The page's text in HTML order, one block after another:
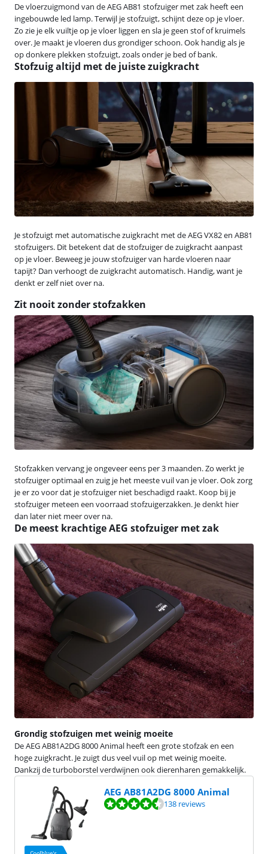
De vloerzuigmond van de AEG AB81 stofzuiger met zak heeft een
ingebouwde led lamp. Terwijl je stofzuigt, schijnt deze op je vloer.
Zo zie je elk vuiltje op je vloer liggen en sla je geen stof of kruimels
over. Je maakt je vloeren dus grondiger schoon. Ook handig als je
op donkere plekken stofzuigt, zoals onder je bed of bank.
Stofzuig altijd met de juiste zuigkracht
Je stofzuigt met automatische zuigkracht met de AEG VX82 en AB81
stofzuigers. Dit betekent dat de stofzuiger de zuigkracht aanpast
op je vloer. Beweeg je jouw stofzuiger van harde vloeren naar
tapijt? Dan verhoogt de zuigkracht automatisch. Handig, want je
denkt er zelf niet over na.
Zit nooit zonder stofzakken
Stofzakken vervang je ongeveer eens per 3 maanden. Zo werkt je
stofzuiger optimaal en zuig je het meeste vuil van je vloer. Ook zorg
je er zo voor dat je stofzuiger niet beschadigd raakt. Koop bij je
stofzuiger meteen een voorraad stofzuigerzakken. Je denkt hier
dan later niet meer over na.
De meest krachtige AEG stofzuiger met zak
Grondig stofzuigen met weinig moeite
De AEG AB81A2DG 8000 Animal heeft een grote stofzak en een
hoge zuigkracht. Je zuigt dus veel vuil op met weinig moeite.
Dankzij de turboborstel verdwijnen ook dierenharen gemakkelijk.
AEG AB81A2DG 8000 Animal
Beoordeling is 8,9 van de 10, gebaseerd op 138 reviews.
138 reviews